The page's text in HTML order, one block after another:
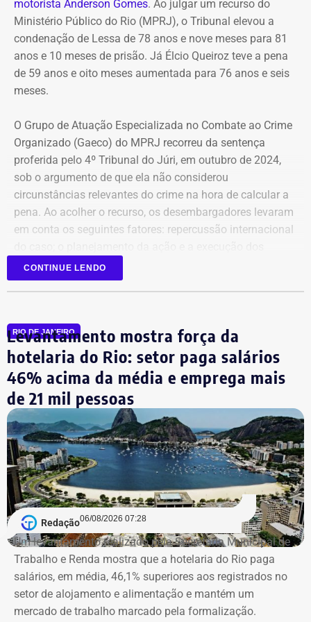
governança e desenvolvimento sustentável.
COM FÁBIO MARTINS
motorista Anderson Gomes. Ao julgar um recurso do
Ministério Público do Rio (MPRJ), o Tribunal elevou a
condenação de Lessa de 78 anos e nove meses para 81
anos e 10 meses de prisão. Já Élcio Queiroz teve a pena
de 59 anos e oito meses aumentada para 76 anos e seis
meses.
O Grupo de Atuação Especializada no Combate ao Crime
Organizado (Gaeco) do MPRJ recorreu da sentença
proferida pelo 4º Tribunal do Júri, em outubro de 2024,
sob o argumento de que ela não considerou
circunstâncias relevantes do crime na hora de calcular a
pena. Ao acolher o recurso, os desembargadores levaram
em conta os seguintes fatores: repercussão internacional
disparos em via pública, em uma região de grande
circulação de pessoas.
reconhecesse com menor redução a tentativa de
homicídio contra Fernanda Chaves, assessora de Marielle
que estava no carro no momento dos disparos e
sobreviveu porque se abaixou no banco.
Outro ponto usado pelo Ministério Público para pedir o
aumento das penas foi o uso de um carro clonado no
crime, o que caracteriza o delito de receptação.
Ambos firmaram delação
premiada e devem
cumprir o tempo de prisão
previsto no acordo
CONTINUE LENDO
RIO DE JANEIRO
Levantamento mostra força da
hotelaria do Rio: setor paga salários
46% acima da média e emprega mais
de 21 mil pessoas
Redação06/08/2026 07:28
Um levantamento realizado pela Secretaria Municipal de
Trabalho e Renda mostra que a hotelaria do Rio paga
salários, em média, 46,1% superiores aos registrados no
setor de alojamento e alimentação e mantém um
mercado de trabalho marcado pela formalização.